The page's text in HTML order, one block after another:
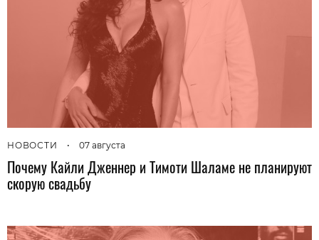
НОВОСТИ • 07 августа
Почему Кайли Дженнер и Тимоти Шаламе не планируют
скорую свадьбу